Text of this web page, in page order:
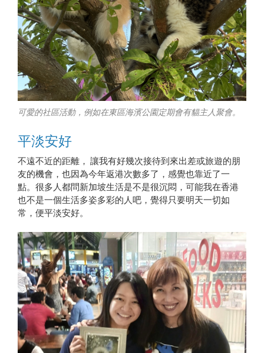
可愛的社區活動，例如在東區海濱公園定期會有貓主人聚會。
平淡安好
不遠不近的距離， 讓我有好幾次接待到來出差或旅遊的朋
友的機會，也因為今年返港次數多了，感覺也靠近了一
點。很多人都問新加坡生活是不是很沉悶，可能我在香港
也不是一個生活多姿多彩的人吧，覺得只要明天一切如
常，便平淡安好。